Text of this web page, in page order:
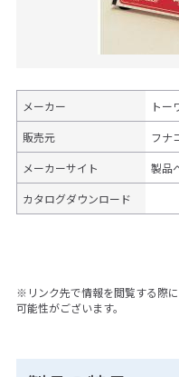
メーカー トー
販売元 フナ
メーカーサイト 製品
カタログダウンロード
※リンク先で情報を閲覧する際
可能性がございます。